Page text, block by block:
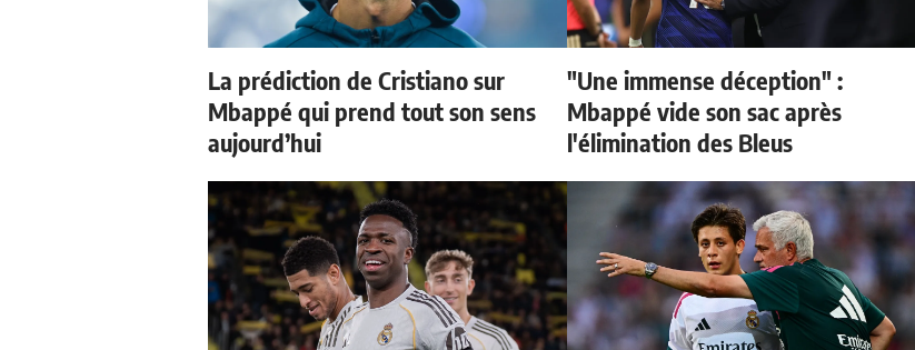
La prédiction de Cristiano sur
Mbappé qui prend tout son sens
aujourd’hui
"Une immense déception" :
Mbappé vide son sac après
l'élimination des Bleus